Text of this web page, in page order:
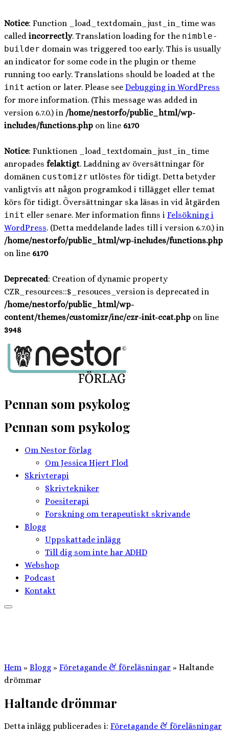
Notice: Function _load_textdomain_just_in_time was
called incorrectly. Translation loading for the nimble-
builder domain was triggered too early. This is usually
an indicator for some code in the plugin or theme
running too early. Translations should be loaded at the
init action or later. Please see Debugging in WordPress
for more information. (This message was added in
version 6.7.0.) in /home/nestorfo/public_html/wp-
includes/functions.php on line 6170
Notice: Funktionen _load_textdomain_just_in_time
anropades felaktigt. Laddning av översättningar för
domänen customizr utlöstes för tidigt. Detta betyder
vanligtvis att någon programkod i tillägget eller temat
körs för tidigt. Översättningar ska läsas in vid åtgärden
init eller senare. Mer information finns i Felsökning i
WordPress. (Detta meddelande lades till i version 6.7.0.) in
/home/nestorfo/public_html/wp-includes/functions.php
on line 6170
Deprecated: Creation of dynamic property
CZR_resources::$_resouces_version is deprecated in
/home/nestorfo/public_html/wp-
content/themes/customizr/inc/czr-init-ccat.php on line
3948
Hoppa
innehåll
Pennan som psykolog
Pennan som psykolog
Om Nestor förlag
Om Jessica Hjert Flod
Skrivterapi
Skrivtekniker
Poesiterapi
Forskning om terapeutiskt skrivande
Blogg
Uppskattade inlägg
Till dig som inte har ADHD
Webshop
Podcast
Kontakt
Hem » Blogg » Företagande & föreläsningar » Haltande
drömmar
Haltande drömmar
Detta inlägg publicerades i: Företagande & föreläsningar